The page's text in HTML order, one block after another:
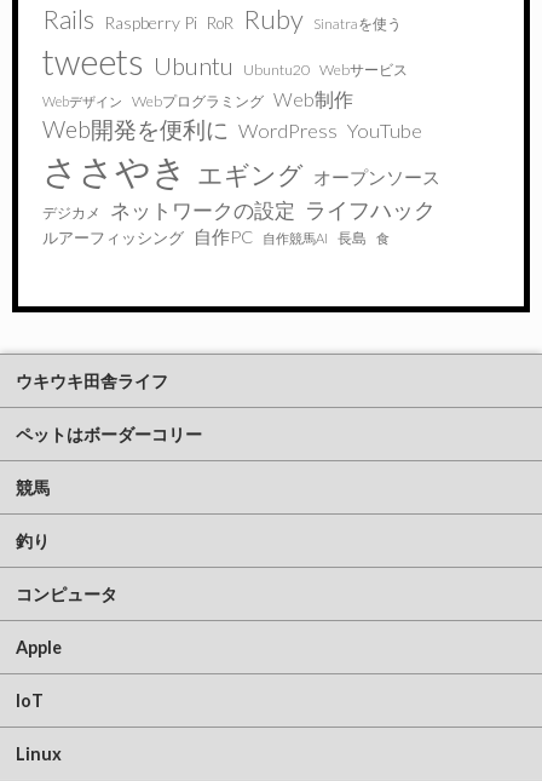
Rails Raspberry Pi RoR Ruby Sinatraを使う
tweets Ubuntu Ubuntu20 Webサービス
Webデザイン Webプログラミング Web制作
Web開発を便利に WordPress YouTube
ささやき エギング オープンソース
デジカメ ネットワークの設定 ライフハック
ルアーフィッシング 自作PC 自作競馬AI 長島 食
ウキウキ田舎ライフ
ペットはボーダーコリー
競馬
釣り
コンピュータ
Apple
IoT
Linux